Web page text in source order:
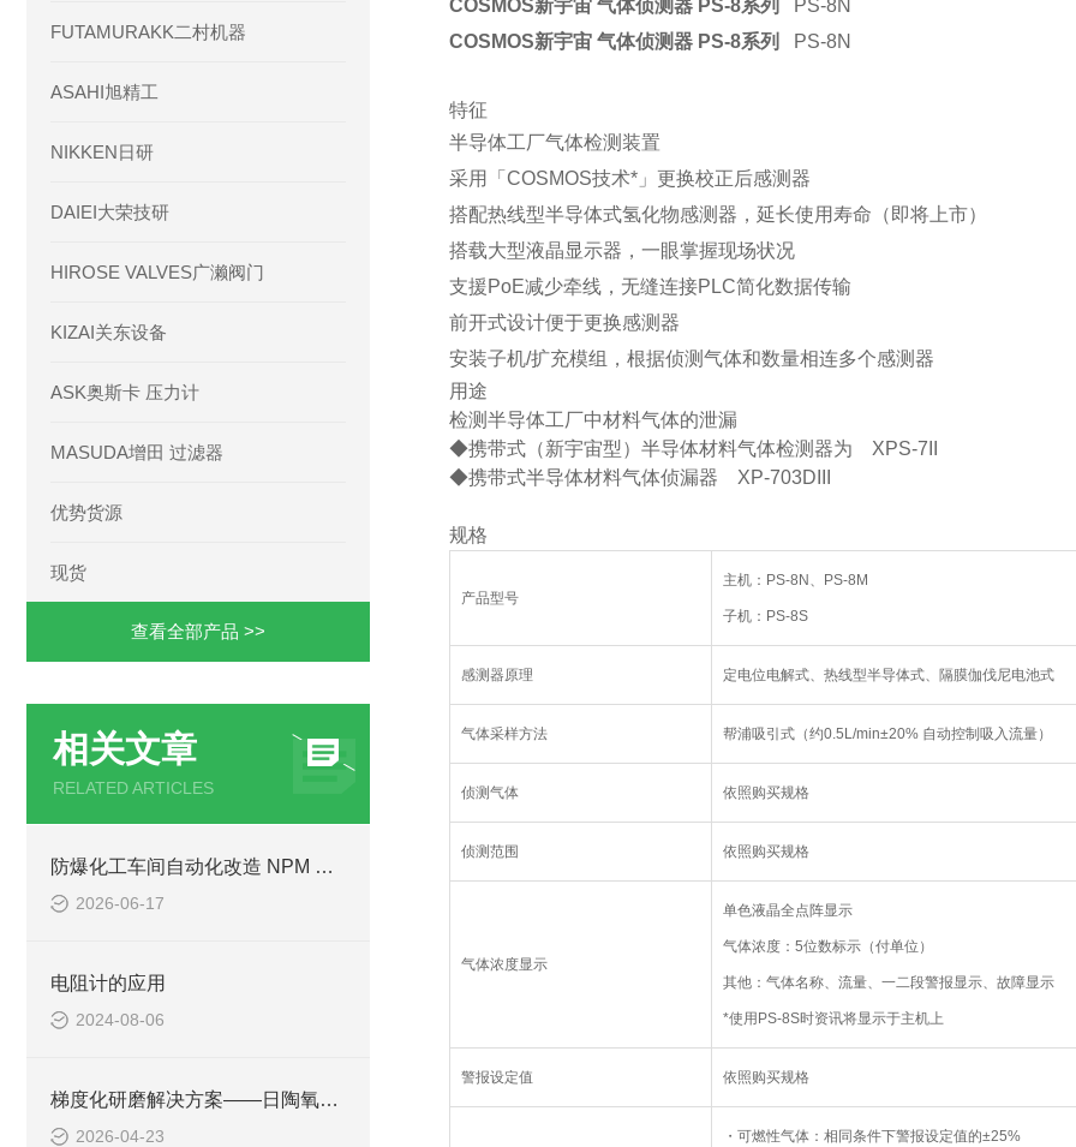
FUTAMURAKK二村机器
ASAHI旭精工
NIKKEN日研
DAIEI大荣技研
HIROSE VALVES广濑阀门
KIZAI关东设备
ASK奥斯卡 压力计
MASUDA增田 过滤器
优势货源
现货
查看全部产品 >>
相关文章
RELATED ARTICLES
防爆化工车间自动化改造 NPM 脉冲驱动系统防爆适配方案
2026-06-17
电阻计的应用
2024-08-06
梯度化研磨解决方案——日陶氧化铝球系列技术解析
2026-04-23
COSMOS新宇宙 气体侦测器 PS-8系列
PS-8N
COSMOS新宇宙 气体侦测器 PS-8系列
PS-8N
特征
半导体工厂气体检测装置
采用「COSMOS技术*」更换校正后感测器
搭配热线型半导体式氢化物感测器，延长使用寿命（即将上市）
搭载大型液晶显示器，一眼掌握现场状况
支援PoE减少牵线，无缝连接PLC简化数据传输
前开式设计便于更换感测器
安装子机/扩充模组，根据侦测气体和数量相连多个感测器
用途
检测半导体工厂中材料气体的泄漏
◆携带式（新宇宙型）半导体材料气体检测器为 XPS-7II
◆携带式半导体材料气体侦漏器 XP-703DIII
规格
产品型号
主机：PS-8N、PS-8M
子机：PS-8S
感测器原理 定电位电解式、热线型半导体式、隔膜伽伐尼电池式
气体采样方法 帮浦吸引式（约0.5L/min±20% 自动控制吸入流量）
侦测气体 依照购买规格
侦测范围 依照购买规格
气体浓度显示
单色液晶全点阵显示
气体浓度：5位数标示（付单位）
其他：气体名称、流量、一二段警报显示、故障显示
*使用PS-8S时资讯将显示于主机上
警报设定值 依照购买规格
・可燃性气体：相同条件下警报设定值的±25%